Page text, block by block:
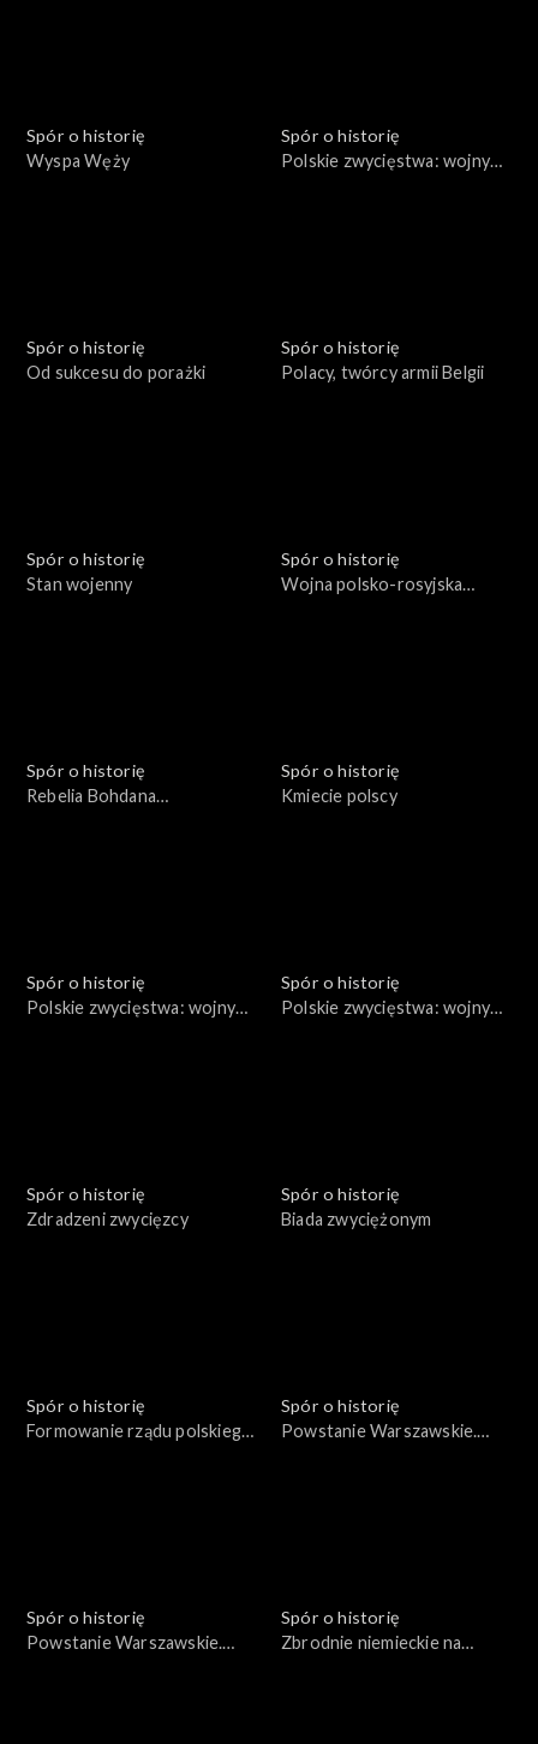
Spór o historię
Wyspa Węży
Spór o historię
Polskie zwycięstwa: wojny
Spór o historię
Od sukcesu do porażki
Spór o historię
Polacy, twórcy armii Belgii
Spór o historię
Stan wojenny
Spór o historię
Wojna polsko-rosyjska
Spór o historię
Rebelia Bohdana
Spór o historię
Kmiecie polscy
Spór o historię
Polskie zwycięstwa: wojny
Spór o historię
Polskie zwycięstwa: wojny
Spór o historię
Zdradzeni zwycięzcy
Spór o historię
Biada zwyciężonym
Spór o historię
Formowanie rządu polskiego
Spór o historię
Powstanie Warszawskie.
Spór o historię
Powstanie Warszawskie.
Spór o historię
Zbrodnie niemieckie na